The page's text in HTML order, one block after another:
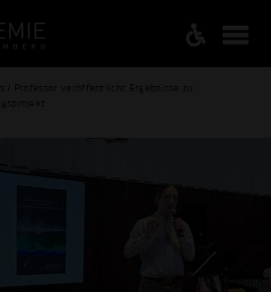
/ Professor veröffentlicht Ergebnisse zu